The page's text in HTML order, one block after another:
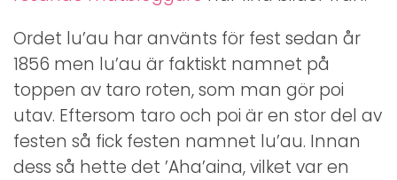
Ordet lu’au har använts för fest sedan år
1856 men lu’au är faktiskt namnet på
toppen av taro roten, som man gör poi
utav. Eftersom taro och poi är en stor del av
festen så fick festen namnet lu’au. Innan
dess så hette det ’Aha’aina, vilket var en